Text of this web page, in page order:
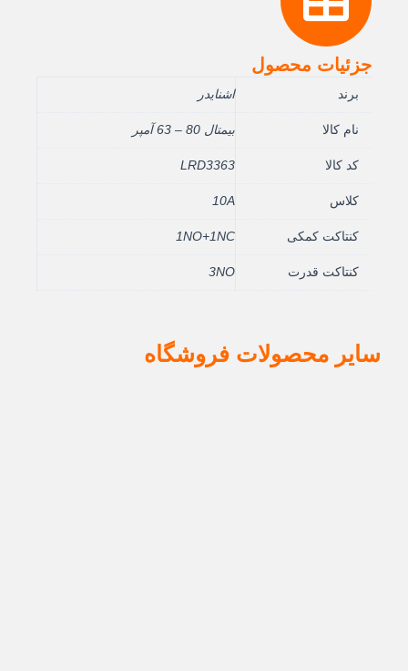
جزئیات محصول
اشنایدر
نام کالا بيمتال 80 – 63 آمپر
کد کالا LRD3363
کلاس 10A
کنتاکت کمکی 1NO+1NC
کنتاکت قدرت 3NO
سایر محصولات فروشگاه